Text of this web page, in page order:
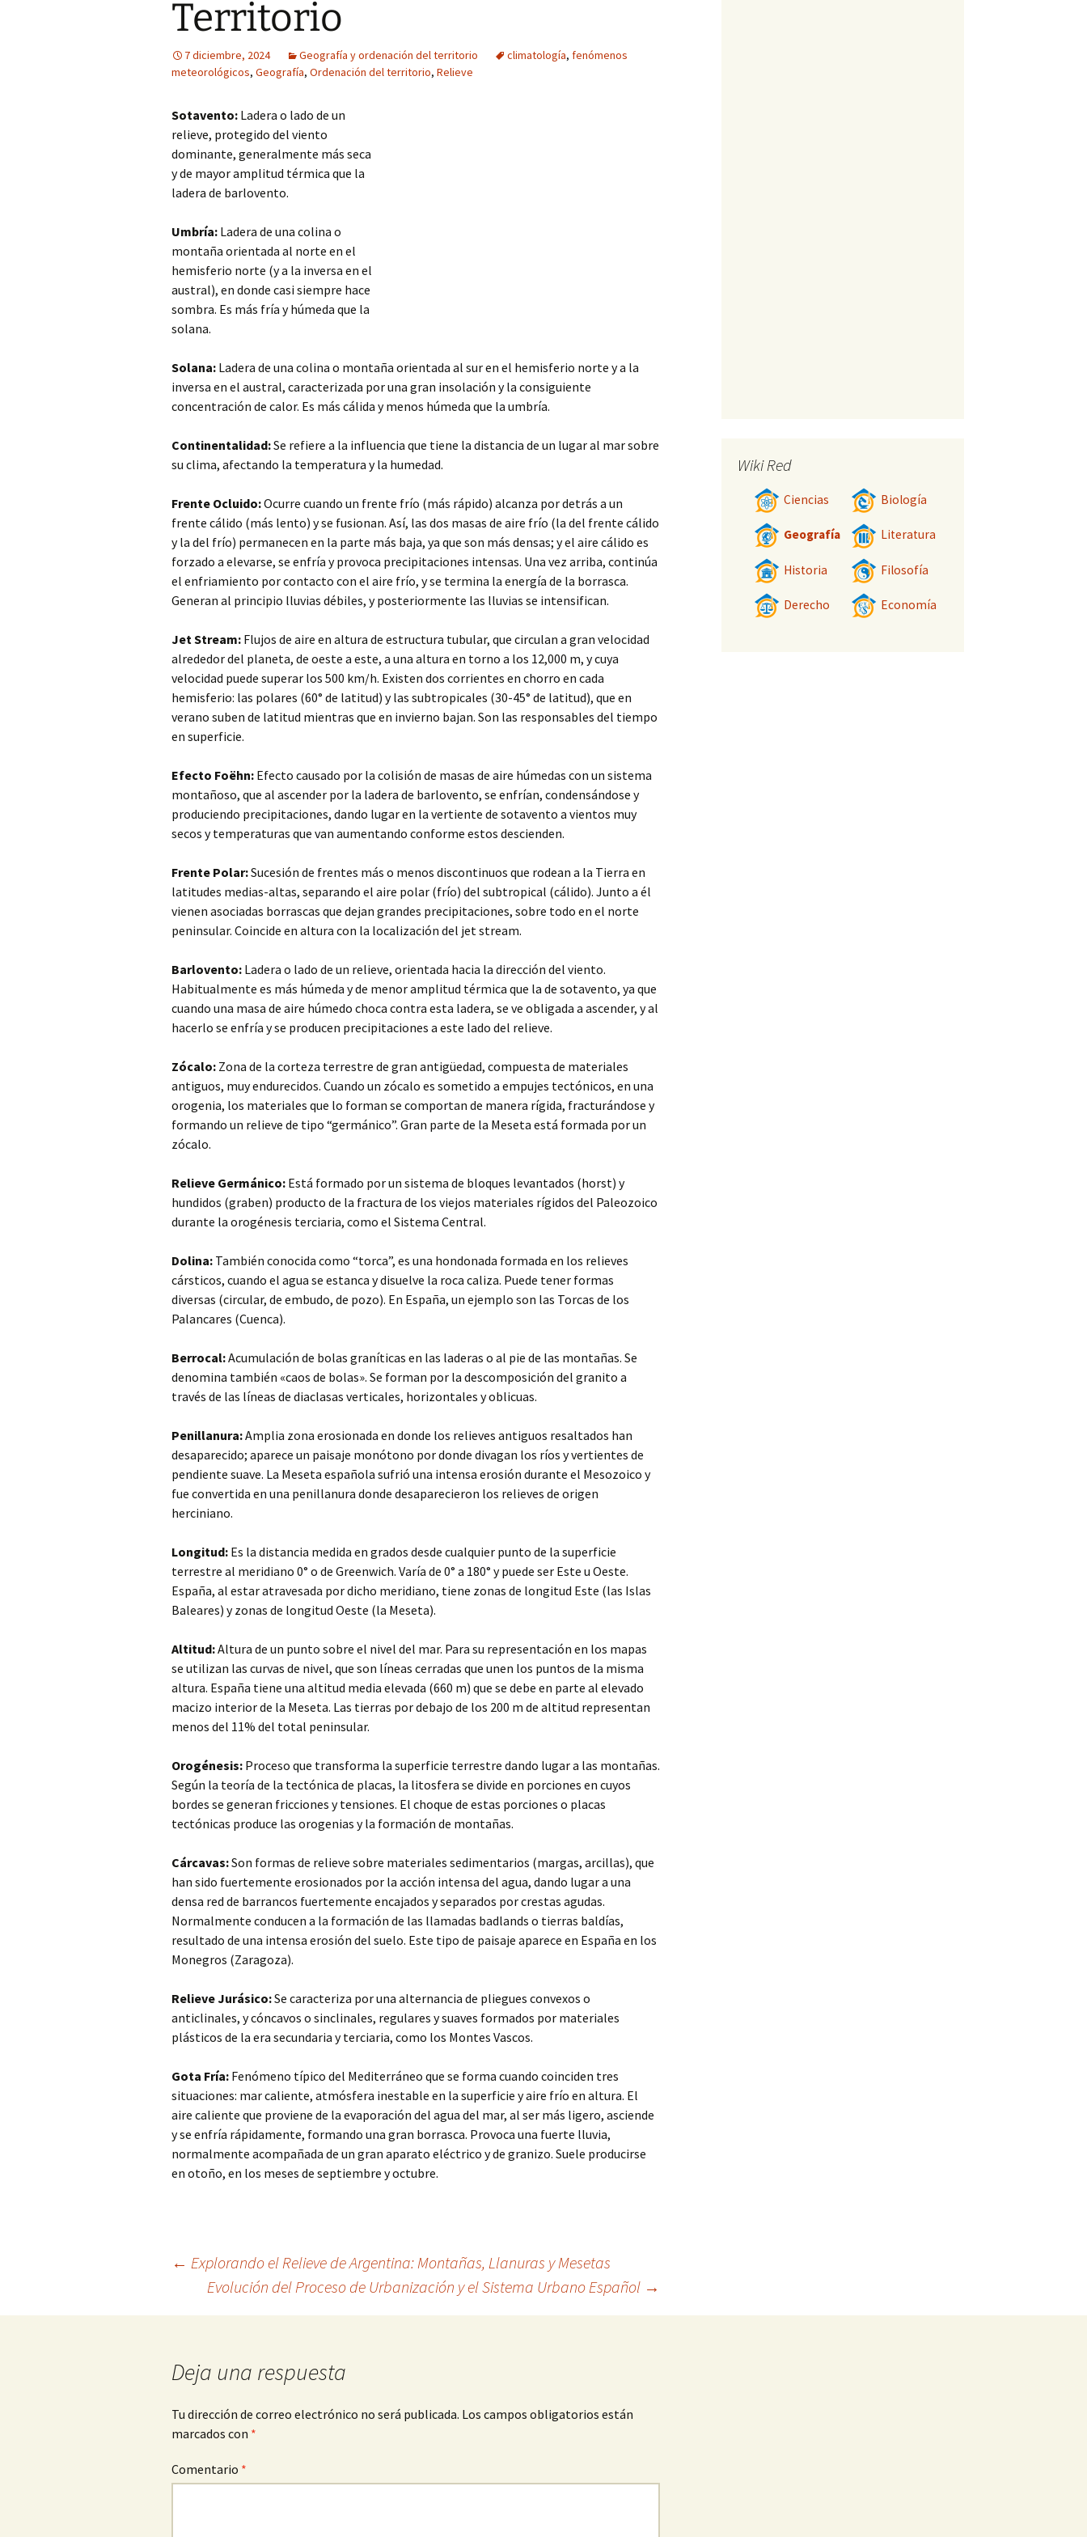
Territorio
7 diciembre, 2024 Geografía y ordenación del territorio climatología, fenómenos
meteorológicos, Geografía, Ordenación del territorio, Relieve
Sotavento: Ladera o lado de un
relieve, protegido del viento
dominante, generalmente más seca
y de mayor amplitud térmica que la
ladera de barlovento.
Umbría: Ladera de una colina o
montaña orientada al norte en el
hemisferio norte (y a la inversa en el
austral), en donde casi siempre hace
sombra. Es más fría y húmeda que la
solana.
Solana: Ladera de una colina o montaña orientada al sur en el hemisferio norte y a la
inversa en el austral, caracterizada por una gran insolación y la consiguiente
concentración de calor. Es más cálida y menos húmeda que la umbría.
Continentalidad:Se refiere a la influencia que tiene la distancia de un lugar al mar sobre
su clima, afectando la temperatura y la humedad.
Frente Ocluido:Ocurre cuando un frente frío (más rápido) alcanza por detrás a un
frente cálido (más lento) y se fusionan. Así, las dos masas de aire frío (la del frente cálido
y la del frío) permanecen en la parte más baja, ya que son más densas; y el aire cálido es
forzado a elevarse, se enfría y provoca precipitaciones intensas. Una vez arriba, continúa
el enfriamiento por contacto con el aire frío, y se termina la energía de la borrasca.
Generan al principio lluvias débiles, y posteriormente las lluvias se intensifican.
Jet Stream: Flujos de aire en altura de estructura tubular, que circulan a gran velocidad
alrededor del planeta, de oeste a este, a una altura en torno a los 12,000 m, y cuya
velocidad puede superar los 500 km/h. Existen dos corrientes en chorro en cada
hemisferio: las polares (60° de latitud) y las subtropicales (30-45° de latitud), que en
verano suben de latitud mientras que en invierno bajan. Son las responsables del tiempo
en superficie.
Efecto Foëhn: Efecto causado por la colisión de masas de aire húmedas con un sistema
montañoso, que al ascender por la ladera de barlovento, se enfrían, condensándose y
produciendo precipitaciones, dando lugar en la vertiente de sotavento a vientos muy
secos y temperaturas que van aumentando conforme estos descienden.
Frente Polar:Sucesión de frentes más o menos discontinuos que rodean a la Tierra en
latitudes medias-altas, separando el aire polar (frío) del subtropical (cálido). Junto a él
vienen asociadas borrascas que dejan grandes precipitaciones, sobre todo en el norte
peninsular. Coincide en altura con la localización del jet stream.
Barlovento: Ladera o lado de un relieve, orientada hacia la dirección del viento.
Habitualmente es más húmeda y de menor amplitud térmica que la de sotavento, ya que
cuando una masa de aire húmedo choca contra esta ladera, se ve obligada a ascender, y al
hacerlo se enfría y se producen precipitaciones a este lado del relieve.
Zócalo: Zona de la corteza terrestre de gran antigüedad, compuesta de materiales
antiguos, muy endurecidos. Cuando un zócalo es sometido a empujes tectónicos, en una
orogenia, los materiales que lo forman se comportan de manera rígida, fracturándose y
formando un relieve de tipo “germánico”. Gran parte de la Meseta está formada por un
zócalo.
Relieve Germánico: Está formado por un sistema de bloques levantados (horst) y
hundidos (graben) producto de la fractura de los viejos materiales rígidos del Paleozoico
durante la orogénesis terciaria, como el Sistema Central.
Dolina: También conocida como “torca”, es una hondonada formada en los relieves
cársticos, cuando el agua se estanca y disuelve la roca caliza. Puede tener formas
diversas (circular, de embudo, de pozo). En España, un ejemplo son las Torcas de los
Palancares (Cuenca).
Berrocal:Acumulación de bolas graníticas en las laderas o al pie de las montañas. Se
denomina también «caos de bolas». Se forman por la descomposición del granito a
través de las líneas de diaclasas verticales, horizontales y oblicuas.
Penillanura:Amplia zona erosionada en donde los relieves antiguos resaltados han
desaparecido; aparece un paisaje monótono por donde divagan los ríos y vertientes de
pendiente suave. La Meseta española sufrió una intensa erosión durante el Mesozoico y
fue convertida en una penillanura donde desaparecieron los relieves de origen
herciniano.
Longitud: Es la distancia medida en grados desde cualquier punto de la superficie
terrestre al meridiano 0° o de Greenwich. Varía de 0° a 180° y puede ser Este u Oeste.
España, al estar atravesada por dicho meridiano, tiene zonas de longitud Este (las Islas
Baleares) y zonas de longitud Oeste (la Meseta).
Altitud:Altura de un punto sobre el nivel del mar. Para su representación en los mapas
se utilizan las curvas de nivel, que son líneas cerradas que unen los puntos de la misma
altura. España tiene una altitud media elevada (660 m) que se debe en parte al elevado
macizo interior de la Meseta. Las tierras por debajo de los 200 m de altitud representan
menos del 11% del total peninsular.
Orogénesis: Proceso que transforma la superficie terrestre dando lugar a las montañas.
Según la teoría de la tectónica de placas, la litosfera se divide en porciones en cuyos
bordes se generan fricciones y tensiones. El choque de estas porciones o placas
tectónicas produce las orogenias y la formación de montañas.
Cárcavas:Son formas de relieve sobre materiales sedimentarios (margas, arcillas), que
han sido fuertemente erosionados por la acción intensa del agua, dando lugar a una
densa red de barrancos fuertemente encajados y separados por crestas agudas.
Normalmente conducen a la formación de las llamadas badlands o tierras baldías,
resultado de una intensa erosión del suelo. Este tipo de paisaje aparece en España en los
Monegros (Zaragoza).
Relieve Jurásico:Se caracteriza por una alternancia de pliegues convexos o
anticlinales, y cóncavos o sinclinales, regulares y suaves formados por materiales
plásticos de la era secundaria y terciaria, como los Montes Vascos.
Gota Fría: Fenómeno típico del Mediterráneo que se forma cuando coinciden tres
situaciones: mar caliente, atmósfera inestable en la superficie y aire frío en altura. El
aire caliente que proviene de la evaporación del agua del mar, al ser más ligero, asciende
y se enfría rápidamente, formando una gran borrasca. Provoca una fuerte lluvia,
normalmente acompañada de un gran aparato eléctrico y de granizo. Suele producirse
en otoño, en los meses de septiembre y octubre.
Navegación
de
← Explorando el Relieve de Argentina: Montañas, Llanuras y Mesetas
Evolución del Proceso de Urbanización y el Sistema Urbano Español →
Deja una respuesta
Tu dirección de correo electrónico no será publicada. Los campos obligatorios están
marcados con *
Comentario *
Wiki Red
Ciencias Biología
Geografía Literatura
Historia Filosofía
Derecho Economía